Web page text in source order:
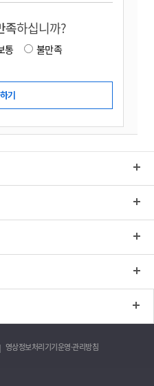
족하십니까?
통
불만족
영상정보처리기기운영·관리방침